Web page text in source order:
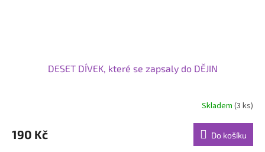
DESET DÍVEK, které se zapsaly do DĚJIN
produktu
je
Skladem(3 ks)
190 Kč Do košíku